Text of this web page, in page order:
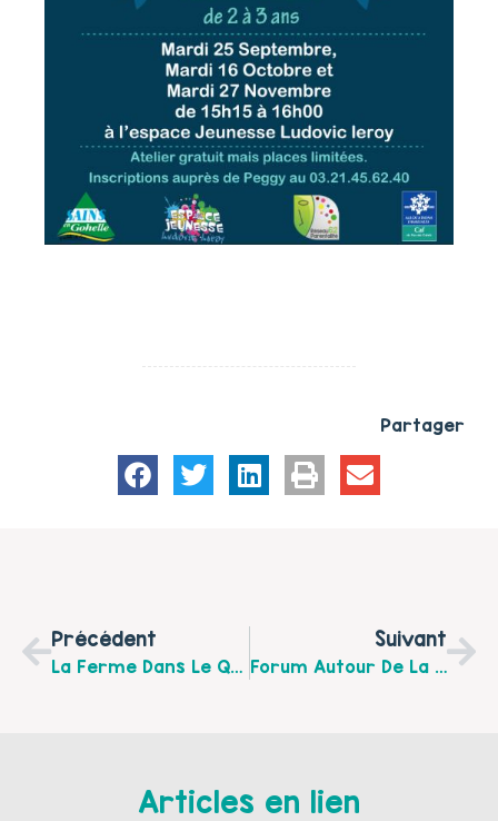
Partager
Précédent
La Ferme Dans Le Quartier Du Centre Culturel Et Social Jules Grare De Liévin
Suivant
Forum Autour De La Sécurité Routière Pour Les Familles D’Avion, Le Mercredi 26 Septembre
Articles en lien